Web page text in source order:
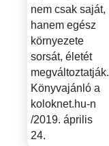
nem csak saját,
hanem egész
környezete
sorsát, életét
megváltoztatják.
Könyvajánló a
koloknet.hu-n
/2019. április
24.